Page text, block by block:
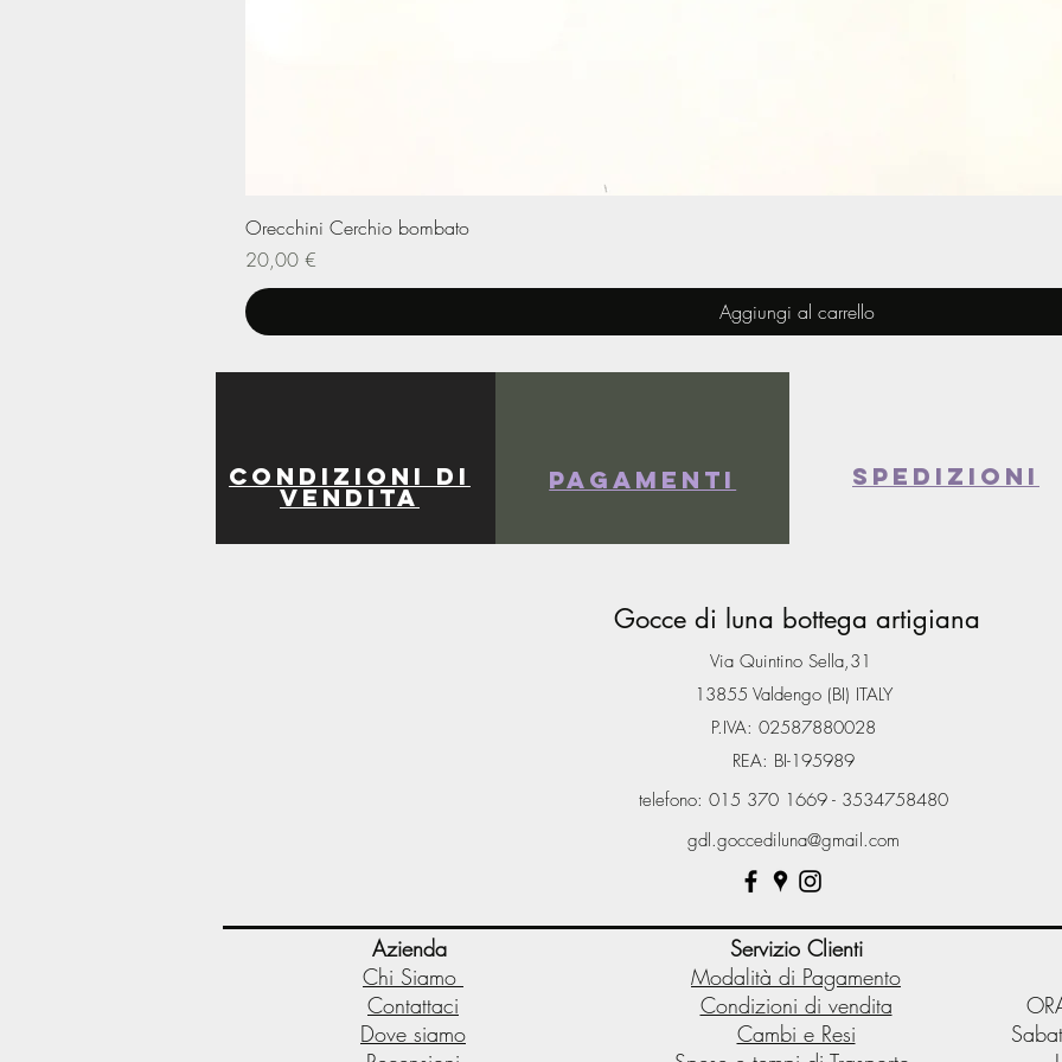
Orecchini Cerchio bombato
Prezzo
20,00 €
Aggiungi al carrello
Pagamenti spedizioni
Condizioni di
vendita
Gocce di luna bottega artigiana
Via Quintino Sella,31
13855 Valdengo (BI) ITALY
P.IVA: 02587880028
REA: BI-195989
telefono: 015 370 1669 - 3534758480
gdl.goccediluna@gmail.com
Azienda
Chi Siamo
Contattaci
Dove siamo
Servizio Clienti
Modalità di Pagamento
Condizioni di vendita
Cambi e Resi